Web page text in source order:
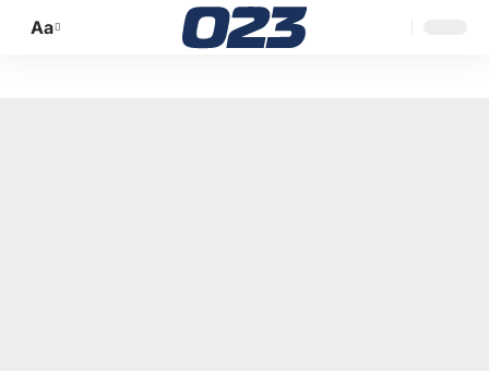
Promijeni
Aa